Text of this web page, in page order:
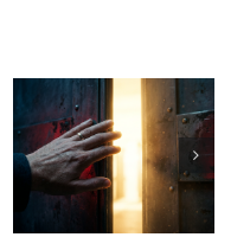
atenuante
por
en el
Código